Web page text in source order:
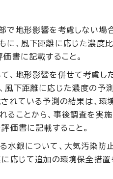
で地形影響を考慮しない場
に、風下距離に応じた濃度
書に記載すること。
、地形影響を併せて考慮し
風下距離に応じた濃度の予
れている予測の結果は、環
ることから、事後調査を実
価書に記載すること。
水銀について、大気汚染防
応じて追加の環境保全措置